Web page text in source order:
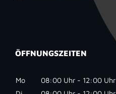
ÖFFNUNGSZEITEN
Mo
08:00 Uhr - 12:00 Uhr